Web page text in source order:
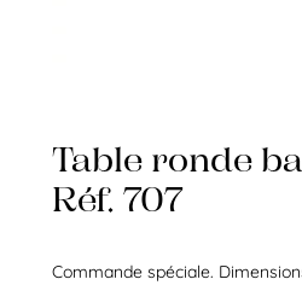
Table ronde
Réf. 707
Commande spéciale.